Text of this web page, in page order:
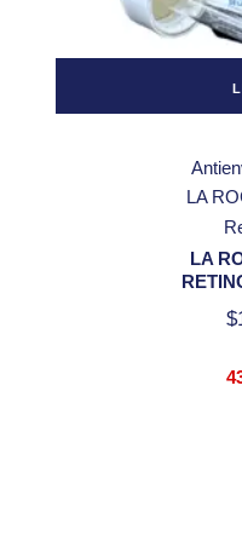
LA
LA
$